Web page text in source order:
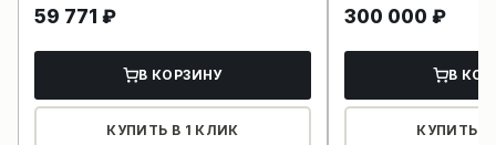
59 771 ₽
В КОРЗИНУ
КУПИТЬ В 1 КЛИК
300 000 ₽
В
КУПИТЬ В